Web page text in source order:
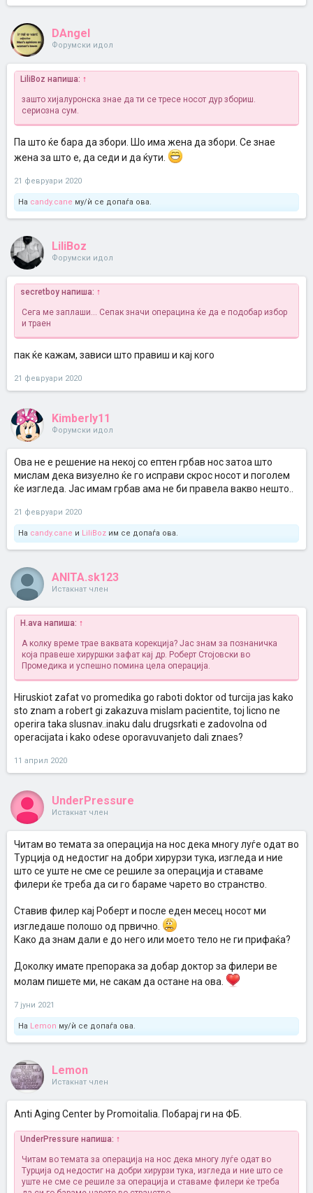
DAngel
Форумски идол
LiliBoz напиша: ↑
зашто хијалуронска знае да ти се тресе носот дур збориш.
сериозна сум.
Па што ќе бара да збори. Шо има жена да збори. Се знае
жена за што е, да седи и да ќути.
21 февруари 2020
На candy.cane му/ѝ се допаѓа ова.
LiliBoz
Форумски идол
secretboy напиша: ↑
Сега ме заплаши... Сепак значи операцина ќе да е подобар избор
и траен
пак ќе кажам, зависи што правиш и кај кого
21 февруари 2020
Kimberly11
Форумски идол
Ова не е решение на некој со ептен грбав нос затоа што
мислам дека визуелно ќе го исправи скрос носот и поголем
ќе изгледа. Јас имам грбав ама не би правела вакво нешто..
21 февруари 2020
На candy.cane и LiliBoz им се допаѓа ова.
ANITA.sk123
Истакнат член
H.ava напиша: ↑
А колку време трае ваквата корекција? Јас знам за познаничка
која правеше хируршки зафат кај др. Роберт Стојовски во
Промедика и успешно помина цела операција.
Hiruskiot zafat vo promedika go raboti doktor od turcija jas kako
sto znam a robert gi zakazuva mislam pacientite, toj licno ne
operira taka slusnav..inaku dalu drugsrkati e zadovolna od
operacijata i kako odese oporavuvanjeto dali znaes?
11 април 2020
UnderPressure
Истакнат член
Читам во темата за операција на нос дека многу луѓе одат во
Турција од недостиг на добри хирурзи тука, изгледа и ние
што се уште не сме се решиле за операција и ставаме
филери ќе треба да си го бараме чарето во странство.
Ставив филер кај Роберт и после еден месец носот ми
изгледаше полошо од првично.
Како да знам дали е до него или моето тело не ги прифаќа?
Доколку имате препорака за добар доктор за филери ве
молам пишете ми, не сакам да остане на ова.
7 јуни 2021
На Lemon му/ѝ се допаѓа ова.
Lemon
Истакнат член
Anti Aging Center by Promoitalia. Побарај ги на ФБ.
UnderPressure напиша: ↑
Читам во темата за операција на нос дека многу луѓе одат во
Турција од недостиг на добри хирурзи тука, изгледа и ние што се
уште не сме се решиле за операција и ставаме филери ќе треба